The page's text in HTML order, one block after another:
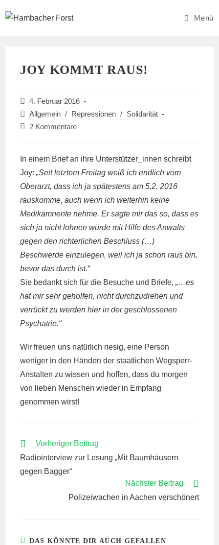
Inhalt
Menü
JOY KOMMT RAUS!
Beitrag
veröffentlicht:
4. Februar 2016
Beitrags-
Kategorie:
Allgemein / Repressionen /
Solidarität
Beitrags-
2 Kommentare
In einem Brief an ihre Unterstützer_innen schreibt
Joy:„Seit letztem Freitag weiß ich endlich vom
Oberarzt, dass ich ja spätestens am 5.2. 2016
rauskomme, auch wenn ich weiterhin keine
Medikamnente nehme. Er sagte mir das so, dass es
sich ja nicht lohnen würde mit Hilfe des Anwalts
gegen den richterlichen Beschluss (…)
Beschwerde einzulegen, weil ich ja schon raus bin,
bevor das durch ist.“
Sie bedankt sich für die Besuche und Briefe,„…es
hat mir sehr geholfen, nicht durchzudrehen und
verrückt zu werden hier in der geschlossenen
Psychatrie.“
Wir freuen uns natürlich riesig, eine Person
weniger in den Händen der staatlichen Wegsperr-
Anstalten zu wissen und hoffen, dass du morgen
von lieben Menschen wieder in Empfang
genommen wirst!
WEITERE
ANSEHEN
Vorheriger Beitrag
Radiointerview zur Lesung „Mit Baumhäusern
gegen Bagger“
Nächster Beitrag
Polizeiwachen in Aachen verschönert
DAS KÖNNTE DIR AUCH GEFALLEN